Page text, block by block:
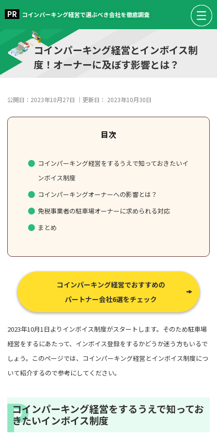
コインパーキング経営で選ぶべき会社を徹底調査
コインパーキング経営とインボイス制
度！オーナーに及ぼす影響とは？
公開日： 2023年10月27日 ｜更新日： 2023年10月30日
コインパーキング経営をするうえで知っておきたいイ
ンボイス制度
コインパーキングオーナーへの影響とは？
免税事業者の駐車場オーナーに求められる対応
まとめ
コインパーキング経営でおすすめの
パートナー会社6選をチェック
2023年10月1日よりインボイス制度がスタートします。そのため駐車場
経営をするにあたって、インボイス登録をするかどうか迷う方もいるで
しょう。このページでは、コインパーキング経営とインボイス制度につ
いて紹介するので参考にしてください。
コインパーキング経営をするうえで知ってお
きたいインボイス制度